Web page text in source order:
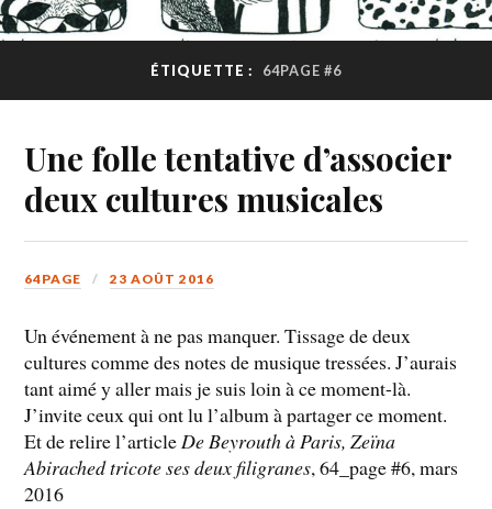
ÉTIQUETTE : 64PAGE #6
Une folle tentative d’associer
deux cultures musicales
64PAGE 23 AOÛT 2016
Un événement à ne pas manquer. Tissage de deux
cultures comme des notes de musique tressées. J’aurais
tant aimé y aller mais je suis loin à ce moment-là.
J’invite ceux qui ont lu l’album à partager ce moment.
Et de relire l’articleDe Beyrouth à Paris, Zeïna
Abirached tricote ses deux filigranes, 64_page #6, mars
2016